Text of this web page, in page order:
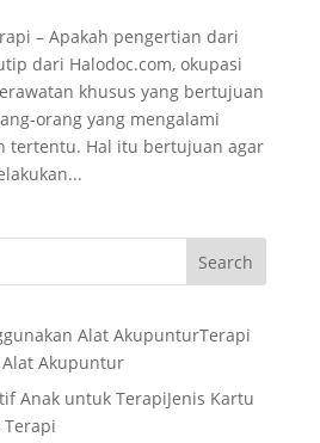
– Apakah pengertian dari
dari Halodoc.com, okupasi
khusus yang bertujuan
orang yang mengalami
tertentu. Hal itu bertujuan agar
Terapi
Akupuntur
Jenis Kartu